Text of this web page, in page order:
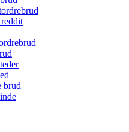
brud